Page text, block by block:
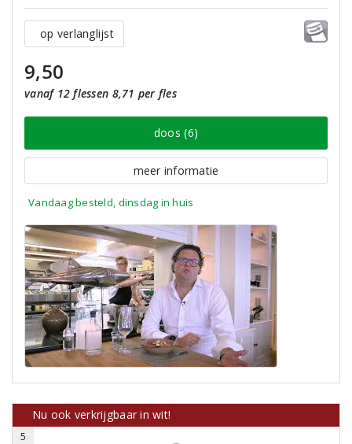
op verlanglijst
9,50
vanaf 12 flessen 8,71 per fles
doos (6)
meer informatie
Vandaag besteld, dinsdag in huis
Nu ook verkrijgbaar in wit!
5